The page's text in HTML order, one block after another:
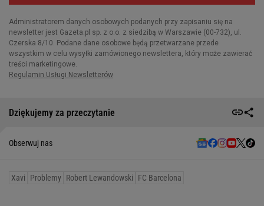
Dziękujemy za przeczytanie
Obserwuj nas
Xavi Problemy Robert Lewandowski FC Barcelona